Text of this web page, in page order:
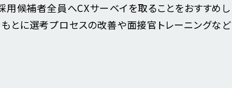
用候補者全員へCXサーベイを取ることをおすすめし
とに選考プロセスの改善や面接官トレーニングなど